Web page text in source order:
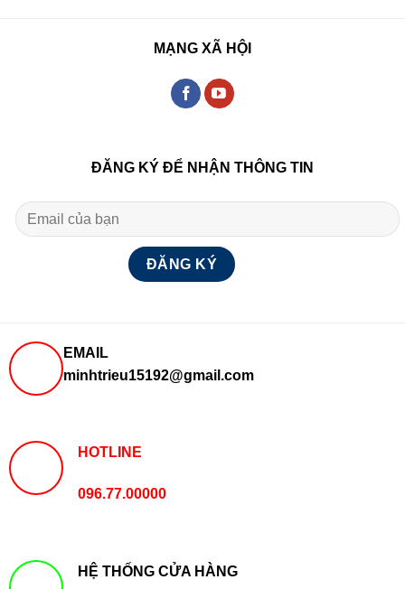
MẠNG XÃ HỘI
ĐĂNG KÝ ĐỂ NHẬN THÔNG TIN
EMAIL
minhtrieu15192@gmail.com
HOTLINE
096.77.00000
HỆ THỐNG CỬA HÀNG